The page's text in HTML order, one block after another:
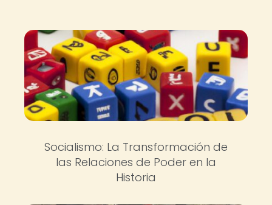
Socialismo: La Transformación de
las Relaciones de Poder en la
Historia